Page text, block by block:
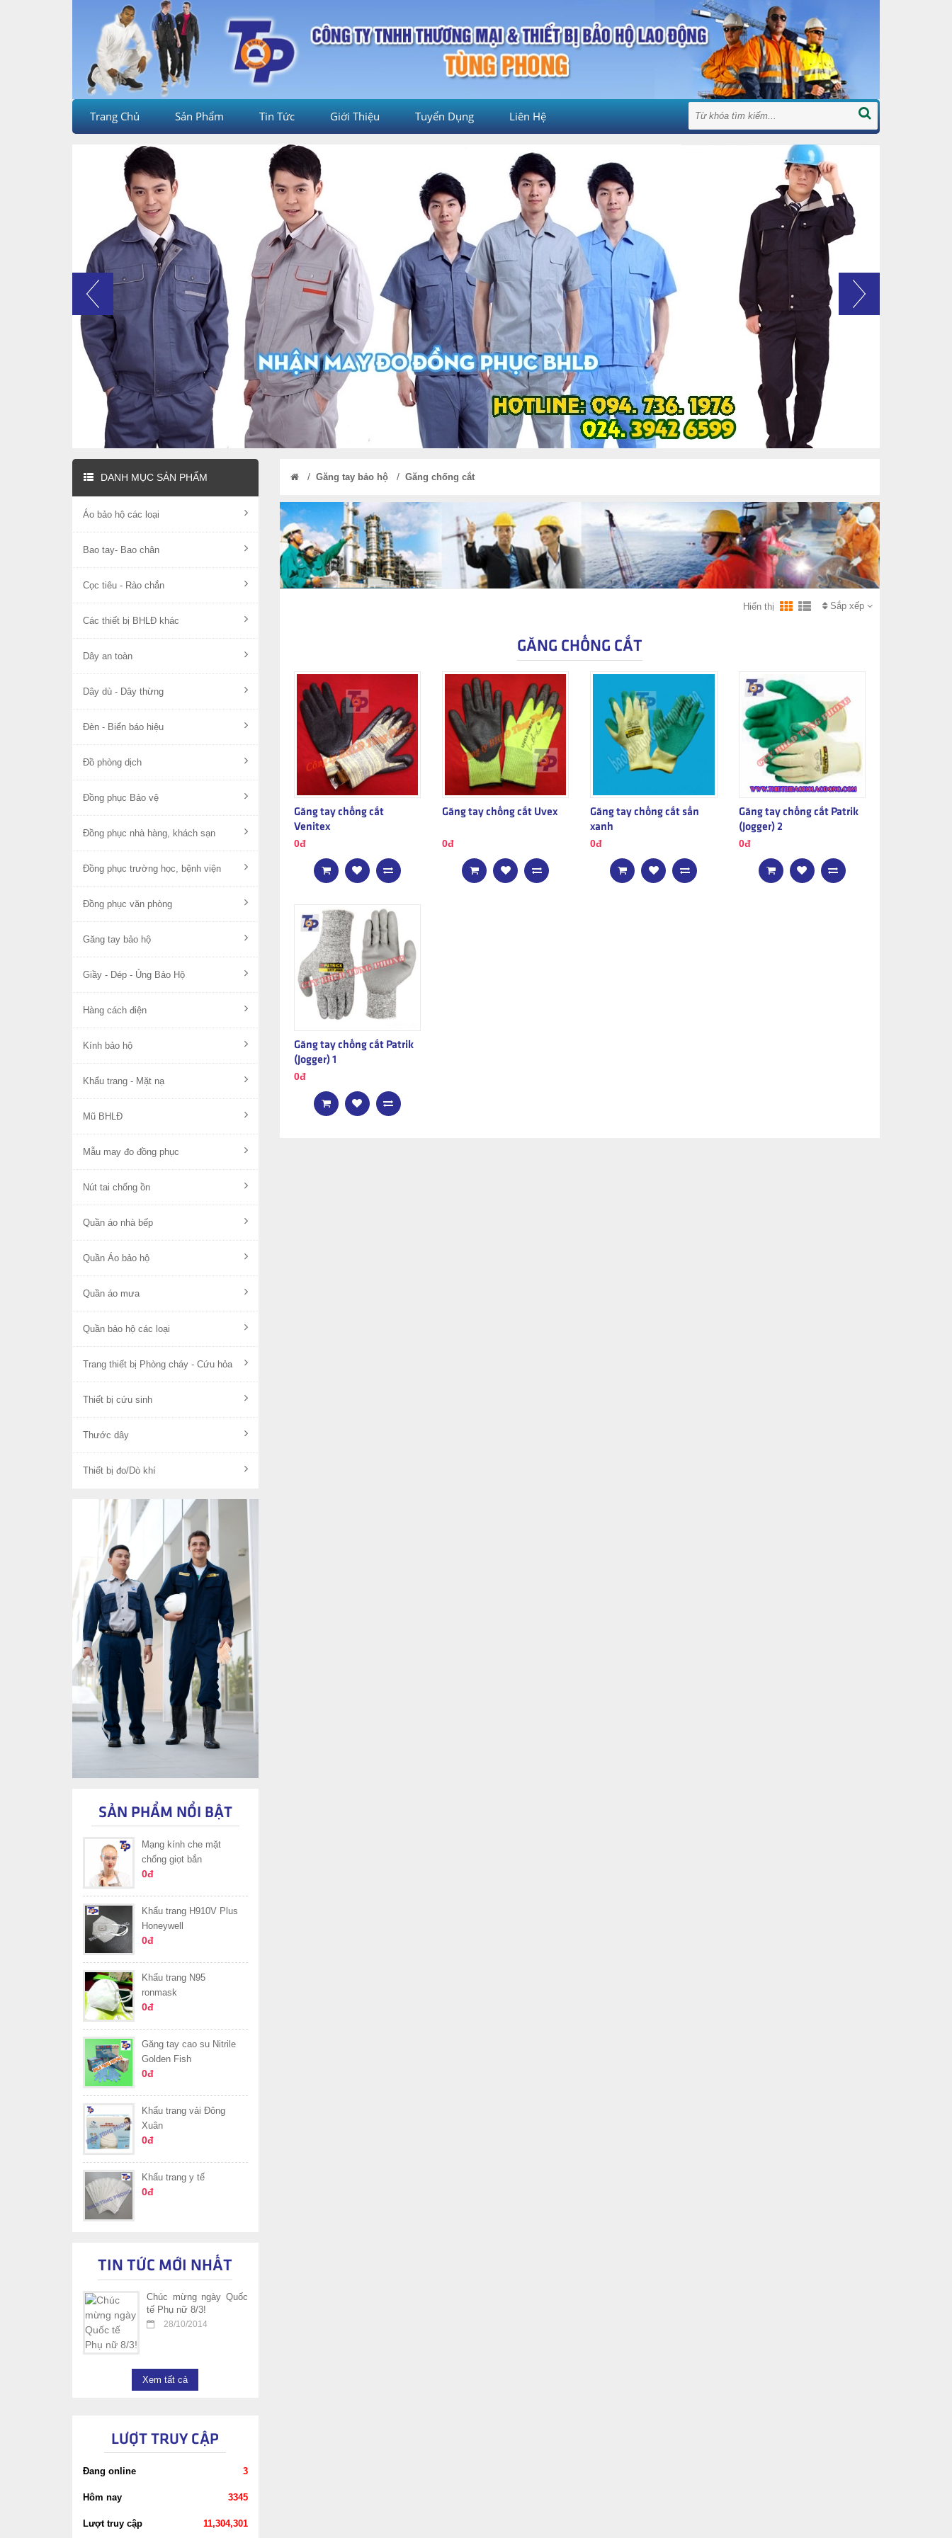
Trang Chủ Sản Phẩm Tin Tức Giới Thiệu Tuyển Dụng Liên Hệ
DANH MỤC SẢN PHẨM
Áo bảo hộ các loại
Bao tay- Bao chân
Cọc tiêu - Rào chắn
Các thiết bị BHLĐ khác
Dây an toàn
Dây dù - Dây thừng
Đèn - Biển báo hiệu
Đồ phòng dịch
Đồng phục Bảo vệ
Đồng phục nhà hàng, khách sạn
Đồng phục trường học, bệnh viện
Đồng phục văn phòng
Găng tay bảo hộ
Giầy - Dép - Ủng Bảo Hộ
Hàng cách điện
Kính bảo hộ
Khẩu trang - Mặt nạ
Mũ BHLĐ
Mẫu may đo đồng phục
Nút tai chống ồn
Quần áo nhà bếp
Quần Áo bảo hộ
Quần áo mưa
Quần bảo hộ các loại
Trang thiết bị Phòng cháy - Cứu hỏa
Thiết bị cứu sinh
Thước dây
Thiết bị đo/Dò khí
SẢN PHẨM NỔI BẬT
Mạng kính che mặt
chống giọt bắn
0đ
Khẩu trang H910V Plus
Honeywell
0đ
Khẩu trang N95
ronmask
0đ
Găng tay cao su Nitrile
Golden Fish
0đ
Khẩu trang vải Đông
Xuân
0đ
Khẩu trang y tế
0đ
TIN TỨC MỚI NHẤT
Chúc mừng ngày Quốc
tế Phụ nữ 8/3!
28/10/2014
Xem tất cả
LƯỢT TRUY CẬP
Đang online 3
Hôm nay 3345
Lượt truy cập 11,304,301
/ Găng tay bảo hộ/ Găng chống cắt
Sắp xếp
Hiển thị
GĂNG CHỐNG CẮT
Găng tay chống cắt
Venitex
0đ
Găng tay chống cắt Uvex
0đ
Găng tay chống cắt sần
xanh
0đ
Găng tay chống cắt Patrik
(Jogger) 2
0đ
Găng tay chống cắt Patrik
(Jogger) 1
0đ